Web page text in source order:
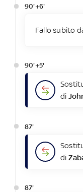
90'+6'
Fallo subito
90'+5'
di
87'
di
87'